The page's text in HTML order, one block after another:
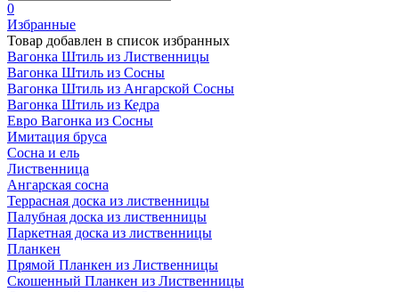
0
Избранные
Товар добавлен в список избранных
Вагонка Штиль из Лиственницы
Вагонка Штиль из Сосны
Вагонка Штиль из Ангарской Сосны
Вагонка Штиль из Кедра
Евро Вагонка из Сосны
Имитация бруса
Сосна и ель
Лиственница
Ангарская сосна
Террасная доска из лиственницы
Палубная доска из лиственницы
Паркетная доска из лиственницы
Планкен
Прямой Планкен из Лиственницы
Скошенный Планкен из Лиственницы